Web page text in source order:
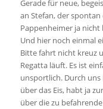
Gerade für neue,
an Stefan, der
Pappenheimer ja nicht
Und hier noch einmal
Bitte fahrt nicht kreuz
Regatta läuft. Es ist
unsportlich. Durch
über das Eis, habt ja
über die zu